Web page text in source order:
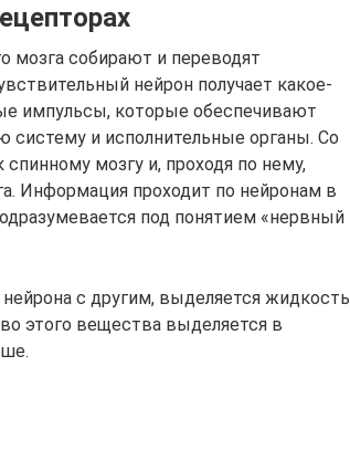
мозга собирают и переводят
нейрон получает какое-
импульсы, которые обеспечивают
и исполнительные органы. Со
мозгу и, проходя по нему,
Информация проходит по нейронам в
под понятием «нервный
с другим, выделяется жидкость
этого вещества выделяется в